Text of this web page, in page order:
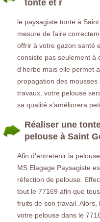
tonte et r
le paysagiste tonte à
mesure de faire
offrir à votre gazon santé
consiste pas seulement à
d’herbe mais elle permet
propagation des
travaux, votre pelouse
sa qualité s’améliorera
Réaliser une
pelouse à Saint
Afin d’entretenir la
MS Elagage Paysagiste
réfection de pelouse.
tout le 77169 afin que
fruits de son travail.
votre pelouse dans le